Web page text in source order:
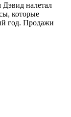
Дэвид налетал
которые
год. Продажи